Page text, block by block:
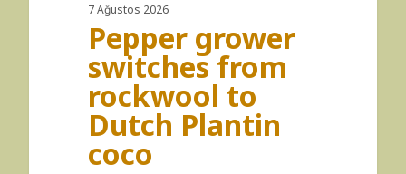
7 Ağustos 2026
Pepper grower
switches from
rockwool to
Dutch Plantin
coco